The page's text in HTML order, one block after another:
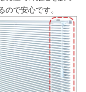
で安心です。